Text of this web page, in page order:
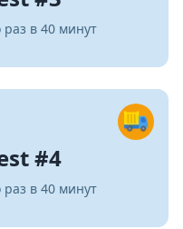
раз в 40 минут
#4
раз в 40 минут